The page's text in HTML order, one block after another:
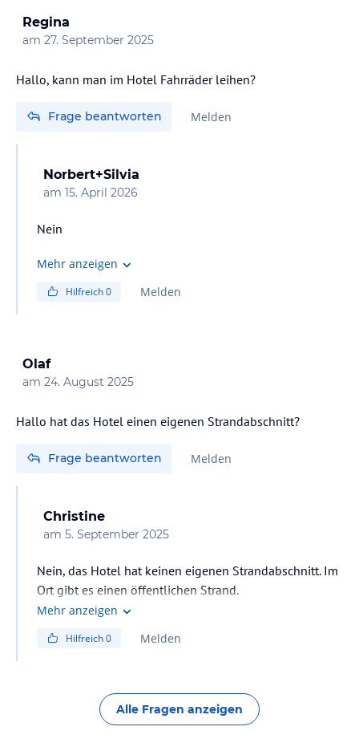
Regina
am 27. September 2025
Hallo, kann man im Hotel Fahrräder leihen?
Frage beantworten Melden
Norbert+Silvia
am 15. April 2026
Nein
Mehr anzeigen
Hilfreich0 Melden
Olaf
am 24. August 2025
Hallo hat das Hotel einen eigenen Strandabschnitt?
Frage beantworten Melden
Christine
am 5. September 2025
Nein, das Hotel hat keinen eigenen Strandabschnitt. Im
Ort gibt es einen öffentlichen Strand.
Mehr anzeigen
Hilfreich0 Melden
Alle Fragen anzeigen